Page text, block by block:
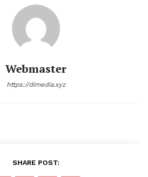
Webmaster
https://dimedia.xyz
SHARE POST: